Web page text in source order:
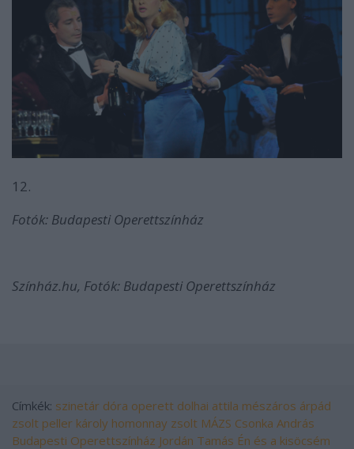
12.
Fotók: Budapesti Operettszínház
Színház.hu, Fotók: Budapesti Operettszínház
Címkék: szinetár dóra operett dolhai attila mészáros árpád
zsolt peller károly homonnay zsolt MÁZS Csonka András
Budapesti Operettszínház Jordán Tamás Én és a kisöcsém